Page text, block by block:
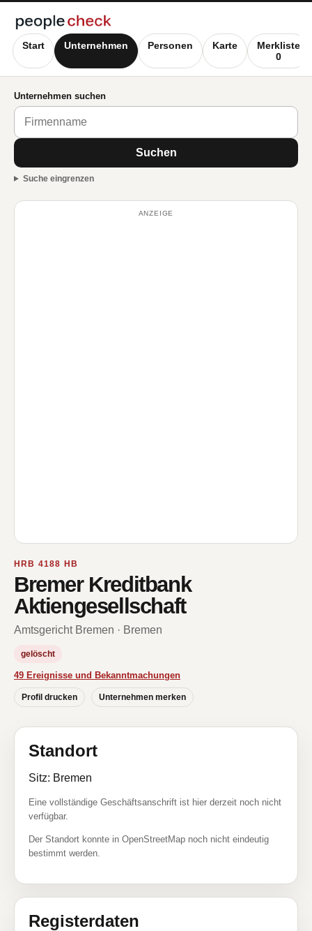
Start Unternehmen Personen Karte
Merkliste
0
Unternehmen suchen
Suchen
Suche eingrenzen
ANZEIGE
HRB 4188 HB
Bremer Kreditbank
Aktiengesellschaft
Amtsgericht Bremen · Bremen
gelöscht
49 Ereignisse und Bekanntmachungen
Profil drucken Unternehmen merken
Standort
Sitz: Bremen
Eine vollständige Geschäftsanschrift ist hier derzeit noch nicht
verfügbar.
Der Standort konnte in OpenStreetMap noch nicht eindeutig
bestimmt werden.
Registerdaten